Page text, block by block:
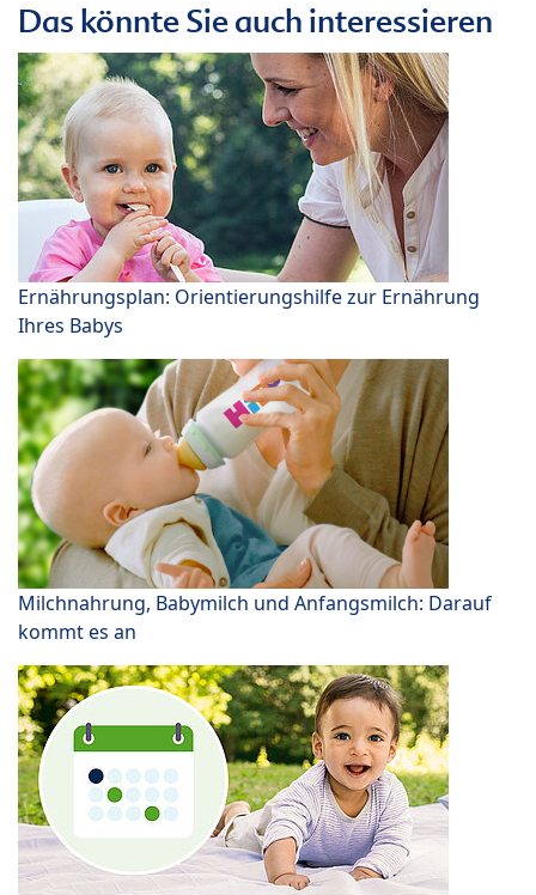
Das könnte Sie auch interessieren
Ernährungsplan: Orientierungshilfe zur Ernährung
Ihres Babys
Milchnahrung, Babymilch und Anfangsmilch: Darauf
kommt es an